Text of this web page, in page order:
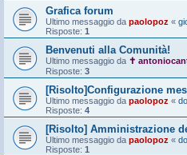
Grafica forum
Ultimo messaggio da paolopoz «
Risposte: 1
Benvenuti alla Comunità!
Ultimo messaggio da ✝
Risposte: 3
[Risolto]Configurazione
Ultimo messaggio da paolopoz «
Risposte: 4
[Risolto] Amministrazione
Ultimo messaggio da paolopoz «
Risposte: 1